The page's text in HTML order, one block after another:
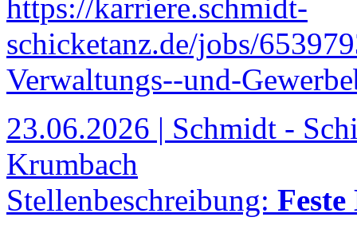
https://karriere.schmidt-
schicketanz.de/jobs/
Verwaltungs--und-
23.06.2026 | Schmidt -
Krumbach
Stellenbeschreibung: